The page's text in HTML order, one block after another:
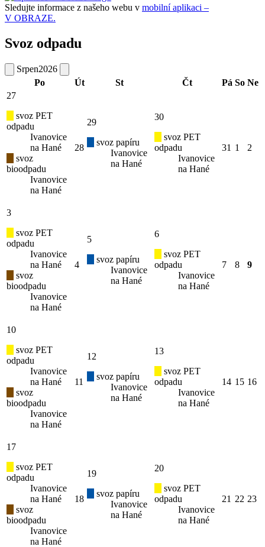
Sledujte informace z našeho webu v mobilní aplikaci –
V OBRAZE.
Svoz odpadu
Srpen2026
Po
Út St Čt Pá So Ne
27
svoz PET
odpadu
Ivanovice
na Hané
svoz
bioodpadu
Ivanovice
na Hané
28
29
svoz papíru
Ivanovice
na Hané
30
svoz PET
odpadu
Ivanovice
na Hané
31 1 2
3
svoz PET
odpadu
Ivanovice
na Hané
svoz
bioodpadu
Ivanovice
na Hané
4
5
svoz papíru
Ivanovice
na Hané
6
svoz PET
odpadu
Ivanovice
na Hané
7 8 9
10
svoz PET
odpadu
Ivanovice
na Hané
svoz
bioodpadu
Ivanovice
na Hané
11
12
svoz papíru
Ivanovice
na Hané
13
svoz PET
odpadu
Ivanovice
na Hané
14 15 16
17
svoz PET
odpadu
Ivanovice
na Hané
svoz
bioodpadu
Ivanovice
na Hané
18
19
svoz papíru
Ivanovice
na Hané
20
svoz PET
odpadu
Ivanovice
na Hané
21 22 23